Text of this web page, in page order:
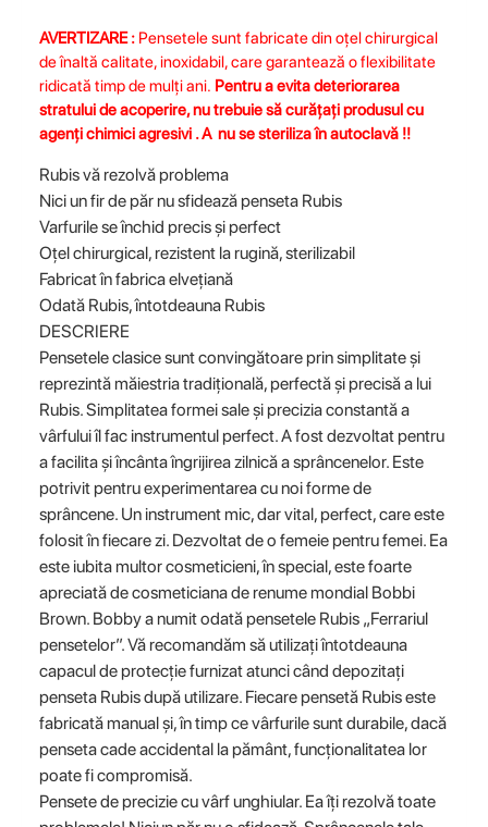
AVERTIZARE : Pensetele sunt fabricate din oțel chirurgical
de înaltă calitate, inoxidabil, care garantează o flexibilitate
ridicată timp de mulți ani. Pentru a evita deteriorarea
stratului de acoperire, nu trebuie să curățați produsul cu
agenți chimici agresivi . A nu se steriliza în autoclavă !!
Rubis vă rezolvă problema
Nici un fir de păr nu sfidează penseta Rubis
Varfurile se închid precis și perfect
Oțel chirurgical, rezistent la rugină, sterilizabil
Fabricat în fabrica elvețiană
Odată Rubis, întotdeauna Rubis
DESCRIERE
Pensetele clasice sunt convingătoare prin simplitate și
reprezintă măiestria tradițională, perfectă și precisă a lui
Rubis. Simplitatea formei sale și precizia constantă a
vârfului îl fac instrumentul perfect. A fost dezvoltat pentru
a facilita și încânta îngrijirea zilnică a sprâncenelor. Este
potrivit pentru experimentarea cu noi forme de
sprâncene. Un instrument mic, dar vital, perfect, care este
folosit în fiecare zi. Dezvoltat de o femeie pentru femei. Ea
este iubita multor cosmeticieni, în special, este foarte
apreciată de cosmeticiana de renume mondial Bobbi
Brown. Bobby a numit odată pensetele Rubis „Ferrariul
pensetelor”. Vă recomandăm să utilizați întotdeauna
capacul de protecție furnizat atunci când depozitați
penseta Rubis după utilizare. Fiecare pensetă Rubis este
fabricată manual și, în timp ce vârfurile sunt durabile, dacă
penseta cade accidental la pământ, funcționalitatea lor
poate fi compromisă.
Pensete de precizie cu vârf unghiular. Ea îți rezolvă toate